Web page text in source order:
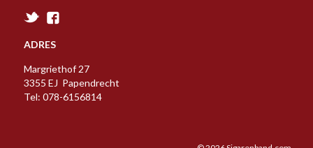
ADRES
Margriethof 27
3355 EJ Papendrecht
Tel: 078-6156814